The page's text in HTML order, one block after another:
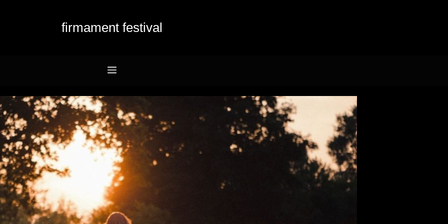
firmament festival
Menu